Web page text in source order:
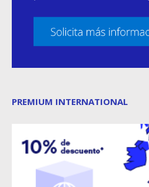
PREMIUM INTERNATIONAL